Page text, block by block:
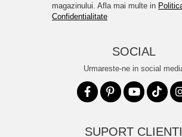
magazinului. Afla mai multe in
Confidentialitate
SOCIAL
Urmareste-ne in social
SUPORT CLIENTI